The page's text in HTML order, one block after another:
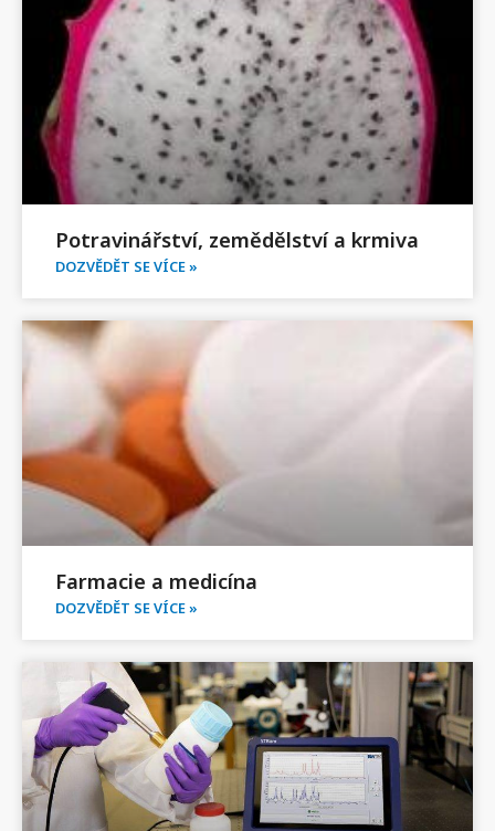
Potravinářství, zemědělství a krmiva
DOZVĚDĚT SE VÍCE »
Farmacie a medicína
DOZVĚDĚT SE VÍCE »